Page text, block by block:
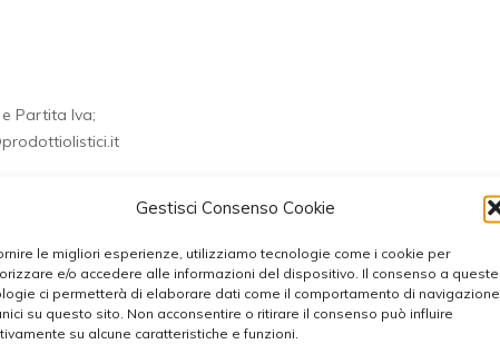
Gestisci Consenso Cookie
le migliori esperienze, utilizziamo tecnologie come i cookie per
e/o accedere alle informazioni del dispositivo. Il consenso a queste
ci permetterà di elaborare dati come il comportamento di navigazione
su questo sito. Non acconsentire o ritirare il consenso può influire
su alcune caratteristiche e funzioni.
Partita Iva;
fatturazione – Partita Iva – mail Pec e se in possesso Codice SDI.
non potranno essere evase.
54 a 89 della Legge n. 190/2014 – regime forfettario